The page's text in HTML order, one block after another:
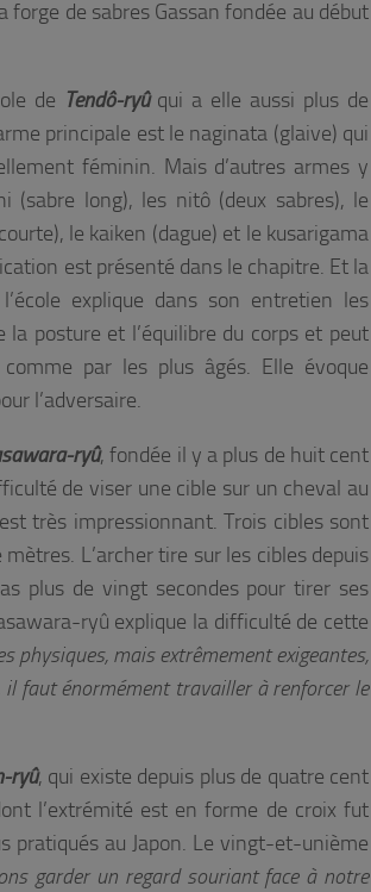
forge de sabres Gassan fondée au début
de Tendô-ryûqui a elle aussi plus de
principale est le naginata (glaive) qui
féminin. Mais d’autres armes y
long), les nitô (deux sabres), le
le kaiken (dague) et le kusarigama
est présenté dans le chapitre. Et la
explique dans son entretien les
posture et l’équilibre du corps et peut
par les plus âgés. Elle évoque
l’adversaire.
ryû, fondée il y a plus de huit cent
de viser une cible sur un cheval au
très impressionnant. Trois cibles sont
L’archer tire sur les cibles depuis
plus de vingt secondes pour tirer ses
ryû explique la difficulté de cette
physiques, mais extrêmement exigeantes,
il faut énormément travailler à renforcer le
ryû, qui existe depuis plus de quatre cent
l’extrémité est en forme de croix fut
pratiqués au Japon. Le vingt-et-unième
garder un regard souriant face à notre